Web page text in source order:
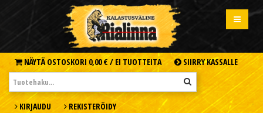
NÄYTÄ OSTOSKORI 0,00 € / EI TUOTTEITA SIIRRY KASSALLE
KIRJAUDU REKISTERÖIDY